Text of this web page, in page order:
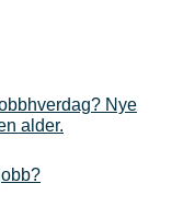
Nye
alder.